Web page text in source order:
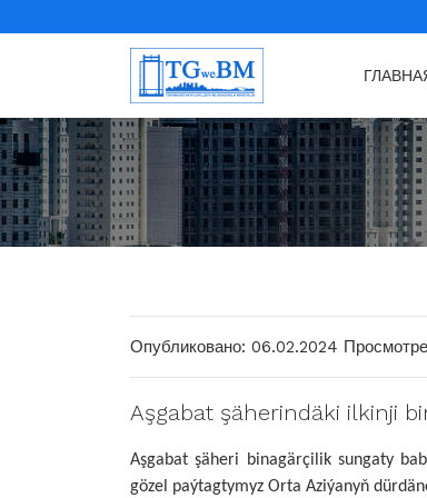
Опубликовано: 06.02.2024
Aşgabat şäherindäki ilkinji
Aşgabat şäheri binagärçilik sungaty
gözel paýtagtymyz Orta Aziýanyň